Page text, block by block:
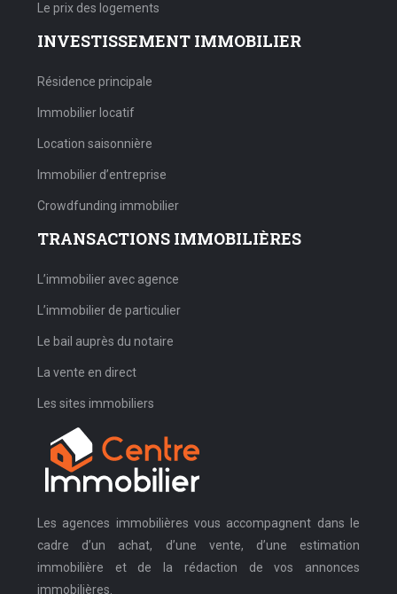
Le prix des logements
INVESTISSEMENT IMMOBILIER
Résidence principale
Immobilier locatif
Location saisonnière
Immobilier d’entreprise
Crowdfunding immobilier
TRANSACTIONS IMMOBILIÈRES
L’immobilier avec agence
L’immobilier de particulier
Le bail auprès du notaire
La vente en direct
Les sites immobiliers
Les agences immobilières vous accompagnent dans le
cadre d’un achat, d’une vente, d’une estimation
immobilière et de la rédaction de vos annonces
immobilières.